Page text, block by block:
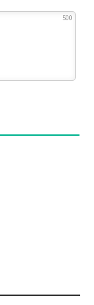
500